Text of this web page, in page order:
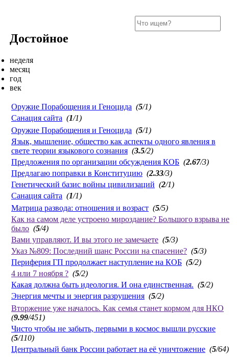
Достойное
неделя
месяц
год
век
Оружие Порабощения и Геноцида (5/1)
Санация сайта (1/1)
Оружие Порабощения и Геноцида (5/1)
Язык, мышление, общество как аспекты одного явления в
свете теории языкового сознания (3.5/2)
Предложения по организации обсуждения КОБ (2.67/3)
Предлагаю поправки в Конституцию (2.33/3)
Генетический базис войны цивилизаций (2/1)
Санация сайта (1/1)
Матрица развода: отношения и возраст (5/5)
Как на самом деле устроено мироздание? Большого взрыва не
было (5/4)
Вами управляют. И вы этого не замечаете (5/3)
Указ №809: Последний шанс России на спасение? (5/3)
Периферия ГП продолжает наступление на КОБ (5/2)
4 или 7 ноября ? (5/2)
Какая должна быть идеология. И она единственная. (5/2)
Энергия мечты и энергия разрушения (5/2)
Вторжение уже началось. Как семья станет кормом для НКО
(9.99/451)
Чисто чтобы не забыть, первыми в космос вышли русские
(5/110)
Центральный банк России работает на её уничтожение (5/64)